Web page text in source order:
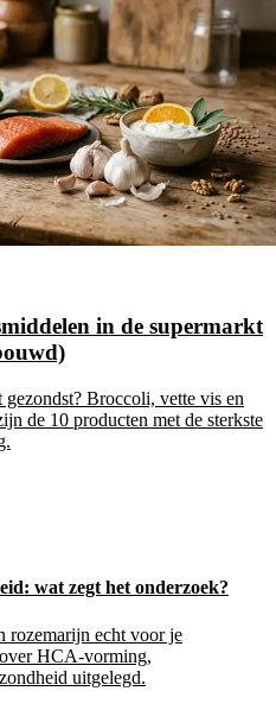
in de supermarkt
Broccoli, vette vis en
de 10 producten met de sterkste
wat zegt het onderzoek?
rozemarijn echt voor je
HCA-vorming,
uitgelegd.